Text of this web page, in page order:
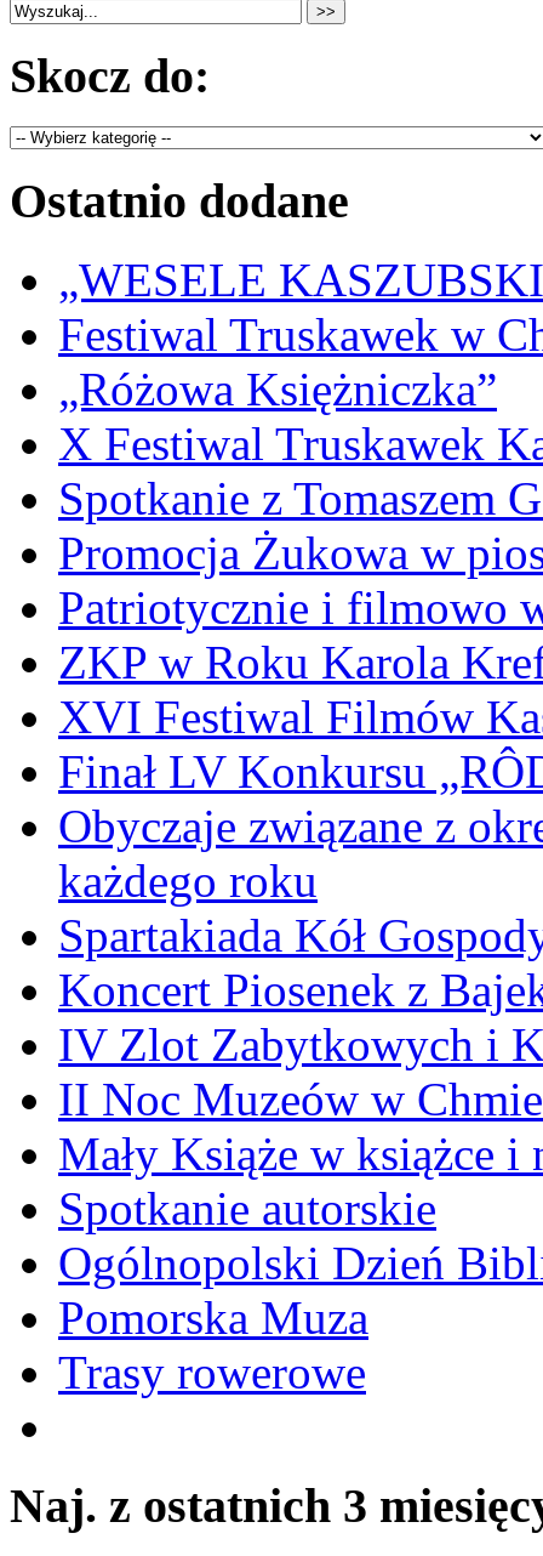
Skocz do:
Ostatnio dodane
„WESELE
Festiwal Truskawek w
„Różowa Księżniczka”
X Festiwal Truskawek
Spotkanie z Tomaszem
Promocja Żukowa w
Patriotycznie i filmowo
ZKP w Roku Karola
XVI Festiwal Filmów
Finał LV Konkursu
Obyczaje związane z
każdego roku
Spartakiada Kół
Koncert Piosenek z
IV Zlot Zabytkowych i
II Noc Muzeów w
Mały Książe w książce i
Spotkanie autorskie
Ogólnopolski Dzień
Pomorska Muza
Trasy rowerowe
Naj. z ostatnich 3